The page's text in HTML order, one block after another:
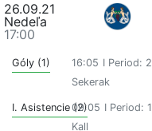
26.09.21
Nedeľa
17:00
Góly (1) 16:05 I Period: 2
Sekerak
I. Asistencie (2)09:05 I Period: 1
Kall